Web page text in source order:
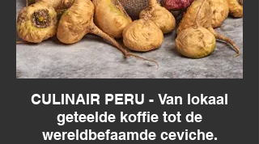
CULINAIR PERU - Van lokaal
geteelde koffie tot de
wereldbefaamde ceviche.